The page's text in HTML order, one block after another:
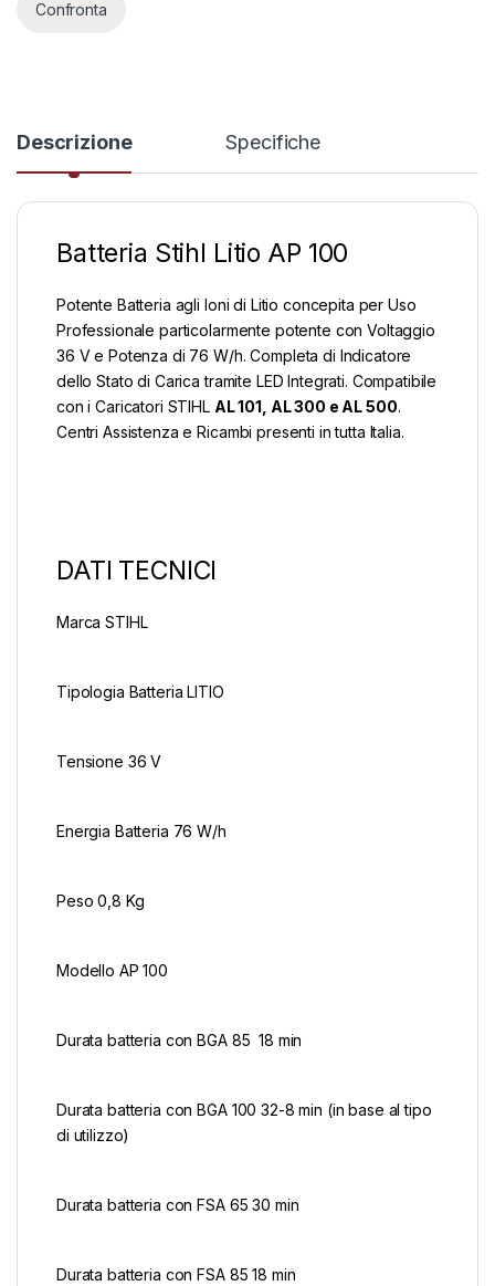
Confronta
Descrizione Specifiche
Batteria Stihl Litio AP 100
Potente Batteria agli Ioni di Litio concepita per Uso
Professionale particolarmente potente con Voltaggio
36 V e Potenza di 76 W/h. Completa di Indicatore
dello Stato di Carica tramite LED Integrati. Compatibile
con i Caricatori STIHL AL 101, AL 300 e AL 500.
Centri Assistenza e Ricambi presenti in tutta Italia.
DATI TECNICI
Marca STIHL
Tipologia Batteria LITIO
Tensione 36 V
Energia Batteria 76 W/h
Peso 0,8 Kg
Modello AP 100
Durata batteria con BGA 85 18 min
Durata batteria con BGA 100 32-8 min (in base al tipo
di utilizzo)
Durata batteria con FSA 65 30 min
Durata batteria con FSA 85 18 min